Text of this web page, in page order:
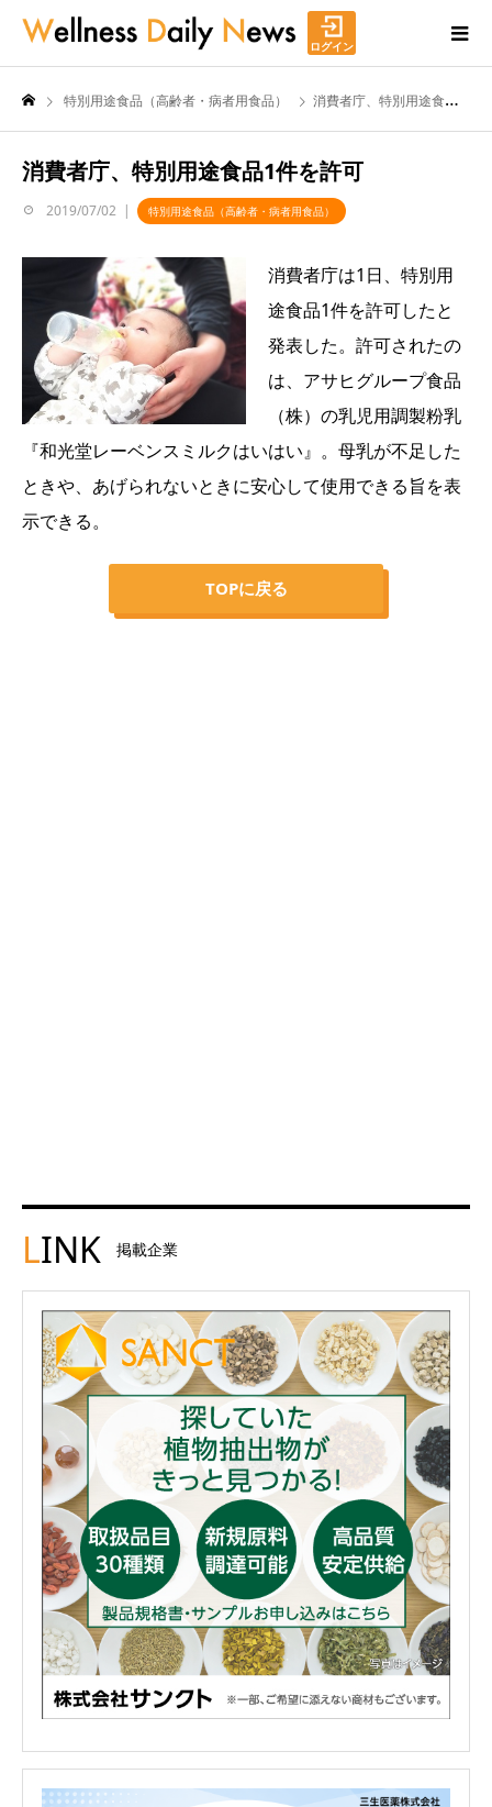
ログイン
特別用途食品（高齢者・病者用食品） 消費者庁、特別用途食品1件を許可
消費者庁、特別用途食品1件を許可
2019/07/02 特別用途食品（高齢者・病者用食品）
消費者庁は1日、特別用
途食品1件を許可したと
発表した。許可されたの
は、アサヒグループ食品
（株）の乳児用調製粉乳
『和光堂レーベンスミルクはいはい』。母乳が不足した
ときや、あげられないときに安心して使用できる旨を表
示できる。
TOPに戻る
LINK 掲載企業